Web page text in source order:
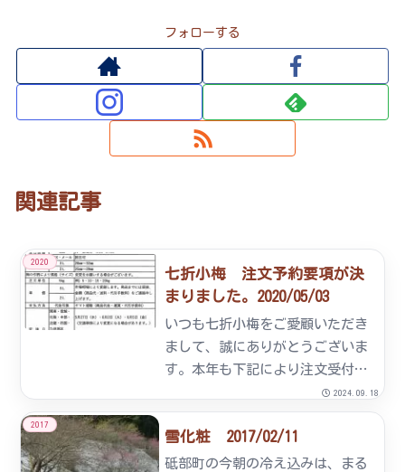
フォローする
関連記事
2020
七折小梅 注文予約要項が決
まりました。2020/05/03
いつも七折小梅をご愛顧いただき
まして、誠にありがとうございま
す。本年も下記により注文受付い
たします。しかしながら、本年産
の七折小梅は例年より不作の見通
しです。早めの御注文をお願いし
ます。注文書の様式です。
2024.09.18
2017
雪化粧 2017/02/11
砥部町の今朝の冷え込みは、まる